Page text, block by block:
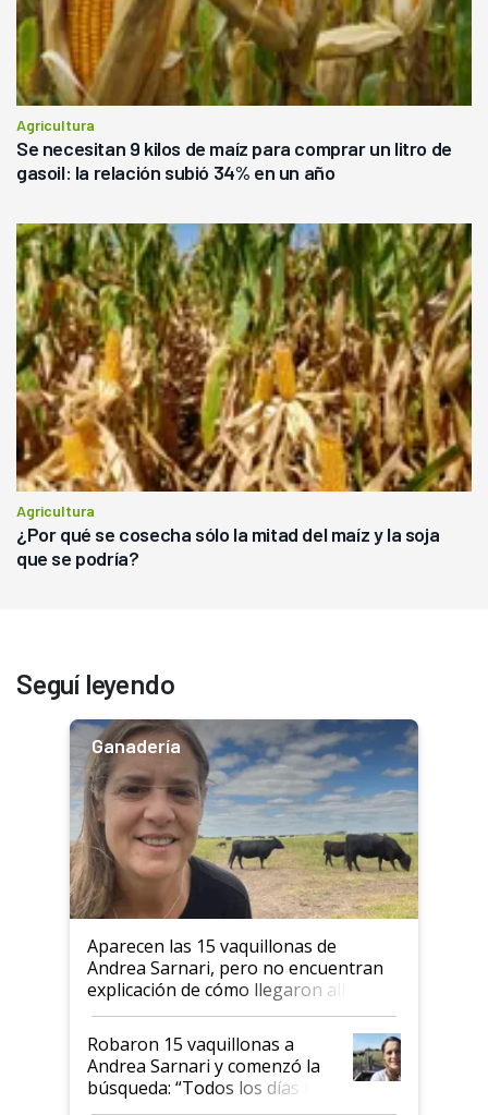
Agricultura
Se necesitan 9 kilos de maíz para comprar un litro de
gasoil: la relación subió 34% en un año
Agricultura
¿Por qué se cosecha sólo la mitad del maíz y la soja
que se podría?
Seguí leyendo
Ganadería
Aparecen las 15 vaquillonas de
Andrea Sarnari, pero no encuentran
explicación de cómo llegaron allí
Robaron 15 vaquillonas a
Andrea Sarnari y comenzó la
búsqueda: “Todos los días le
toca a algún productor”